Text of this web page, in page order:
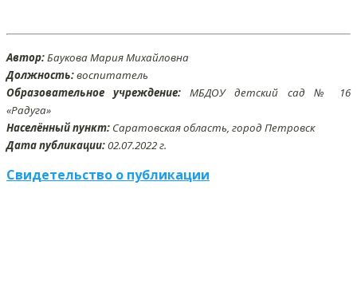
Автор:Баукова Мария Михайловна
Должность:воспитатель
Образовательное учреждение:МБДОУ детский сад № 16
«Радуга»
Населённый пункт: Саратовская область, город Петровск
Дата публикации:02.07.2022 г.
Свидетельство о публикации